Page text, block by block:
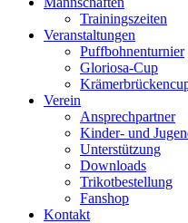
Trainingszeiten
Veranstaltungen
Puffbohnenturnier
Gloriosa-Cup
Verein
Ansprechpartner
Kinder- und
Unterstützung
Downloads
Trikotbestellung
Fanshop
Kontakt